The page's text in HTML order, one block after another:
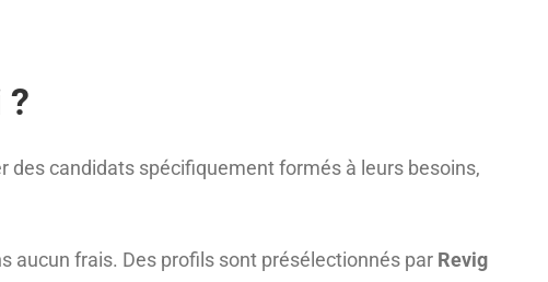
?
candidats spécifiquement formés à leurs besoins,
aucun frais. Des profils sont présélectionnés par Revig